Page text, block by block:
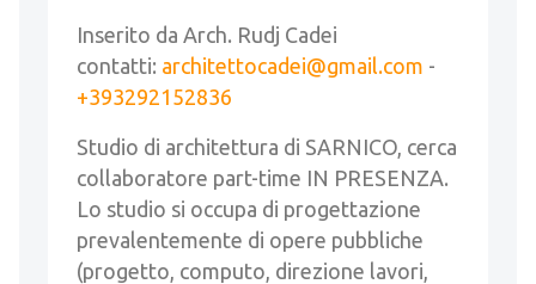
Inserito da Arch. Rudj Cadei
contatti: architettocadei@gmail.com -
+393292152836
Studio di architettura di SARNICO, cerca
collaboratore part-time IN PRESENZA.
Lo studio si occupa di progettazione
prevalentemente di opere pubbliche
(progetto, computo, direzione lavori,